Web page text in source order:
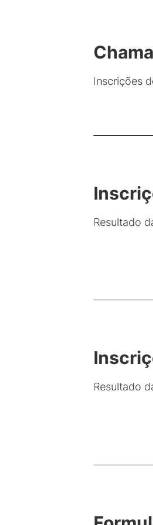
Inscrições
Resultado
Resultado